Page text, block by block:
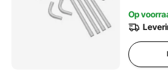
Auto
Shop
Op